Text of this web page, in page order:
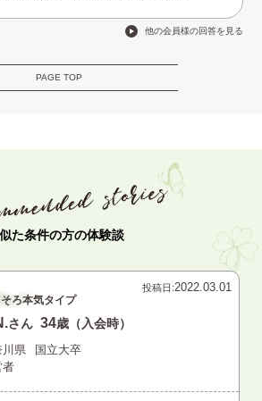
他の会員様の回答を見る
PAGE TOP
似た条件の方の体験談
投稿日:2022.03.01
ろ本気タイプ
さん 34歳（入会時）
県
国立大卒
者